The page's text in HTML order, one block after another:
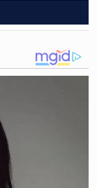
estrondo tático
no peito por
fatais. A
encerrando
branca.